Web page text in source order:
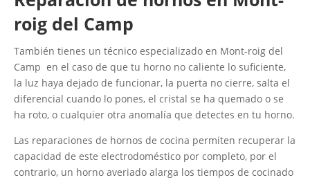
roig del Camp
También tienes un técnico especializado en Mont-roig del
Camp en el caso de que tu horno no caliente lo suficiente,
la luz haya dejado de funcionar, la puerta no cierre, salta el
diferencial cuando lo pones, el cristal se ha quemado o se
ha roto, o cualquier otra anomalía que detectes en tu horno.
Las reparaciones de hornos de cocina permiten recuperar la
capacidad de este electrodoméstico por completo, por el
contrario, un horno averiado alarga los tiempos de cocinado